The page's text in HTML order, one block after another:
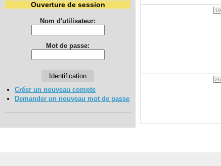
Ouverture de session
Nom d'utilisateur:
Mot de passe:
Créer un nouveau compte
Demander un nouveau mot de passe
19
26